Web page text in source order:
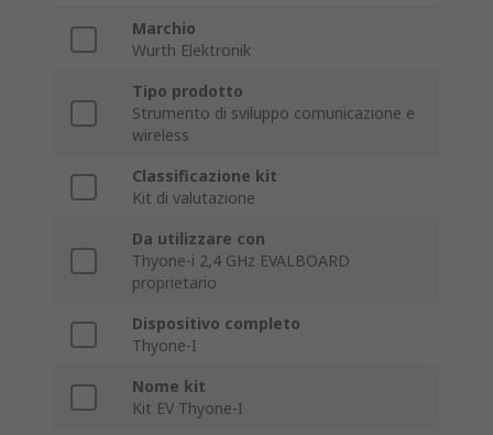
Marchio
Wurth Elektronik
Tipo prodotto
Strumento di sviluppo comunicazione e
wireless
Classificazione kit
Kit di valutazione
Da utilizzare con
Thyone-i 2,4 GHz EVALBOARD
proprietario
Dispositivo completo
Thyone-I
Nome kit
Kit EV Thyone-I